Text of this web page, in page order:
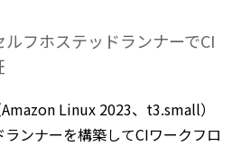
フホステッドランナーでCI
Linux 2023、t3.small）
ンナーを構築してCIワークフロ